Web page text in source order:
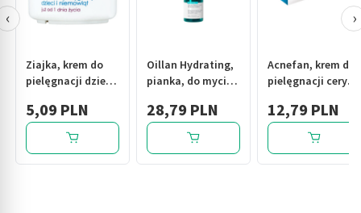
Ziajka, krem do
pielęgnacji dzieci
5,09 PLN
Oillan Hydrating,
pianka, do mycia
prebiotyczna,
150ml
28,79 PLN
Acnefan, krem do
pielęgnacji cery
12,79 PLN
‹ ›